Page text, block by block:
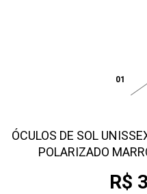
01
ÓCULOS DE SOL
POLARIZADO
R$